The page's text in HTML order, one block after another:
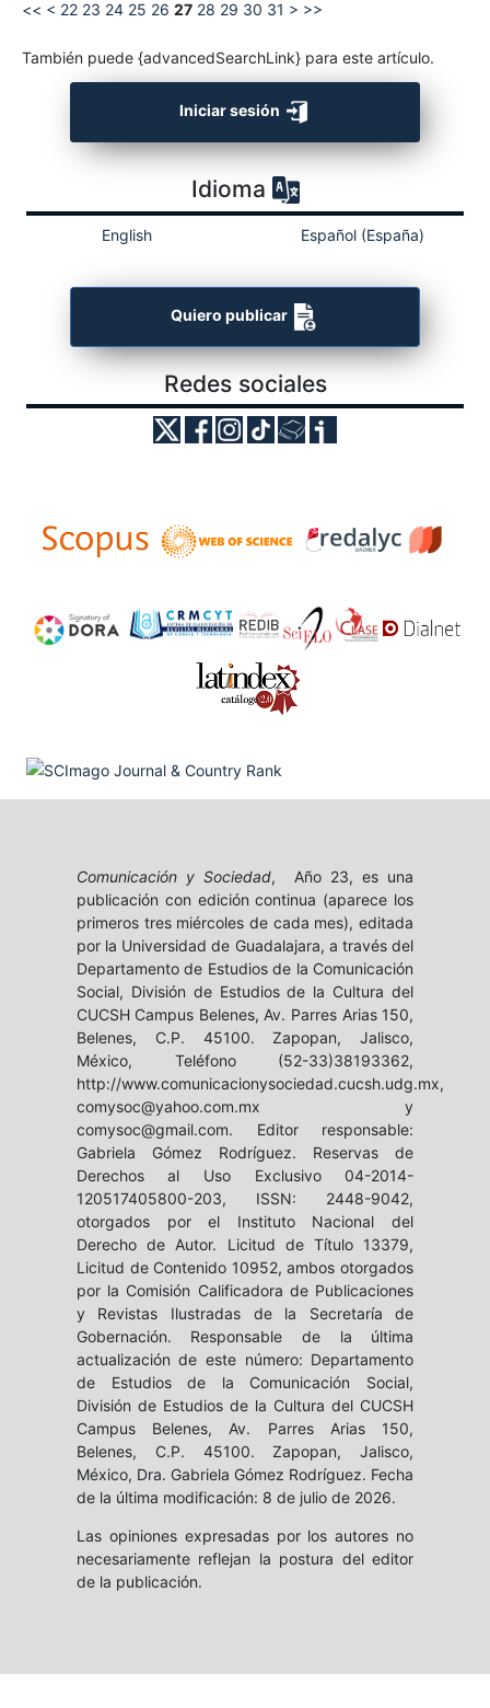
<< < 22 23 24 25 26 27 28 29 30 31 > >>
También puede {advancedSearchLink} para este artículo.
Iniciar sesión
Idioma
English Español (España)
Quiero publicar
Redes sociales
Comunicación y Sociedad, Año 23, es una
publicación con edición continua (aparece los
primeros tres miércoles de cada mes), editada
por la Universidad de Guadalajara, a través del
Departamento de Estudios de la Comunicación
Social, División de Estudios de la Cultura del
CUCSH Campus Belenes, Av. Parres Arias 150,
Belenes, C.P. 45100. Zapopan, Jalisco,
México, Teléfono (52-33)38193362,
http://www.comunicacionysociedad.cucsh.udg.mx,
comysoc@yahoo.com.mx y
comysoc@gmail.com. Editor responsable:
Gabriela Gómez Rodríguez. Reservas de
Derechos al Uso Exclusivo 04-2014-
120517405800-203, ISSN: 2448-9042,
otorgados por el Instituto Nacional del
Derecho de Autor. Licitud de Título 13379,
Licitud de Contenido 10952, ambos otorgados
por la Comisión Calificadora de Publicaciones
y Revistas Ilustradas de la Secretaría de
Gobernación. Responsable de la última
actualización de este número: Departamento
de Estudios de la Comunicación Social,
División de Estudios de la Cultura del CUCSH
Campus Belenes, Av. Parres Arias 150,
Belenes, C.P. 45100. Zapopan, Jalisco,
México, Dra. Gabriela Gómez Rodríguez. Fecha
de la última modificación: 8 de julio de 2026.
Las opiniones expresadas por los autores no
necesariamente reflejan la postura del editor
de la publicación.